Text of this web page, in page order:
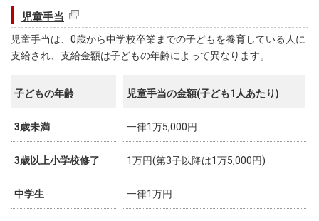
児童手当
児童手当は、0歳から中学校卒業までの子どもを養育している人に
支給され、支給金額は子どもの年齢によって異なります。
子どもの年齢 児童手当の金額(子ども1人あたり)
3歳未満 一律1万5,000円
3歳以上小学校修了 1万円(第3子以降は1万5,000円)
中学生 一律1万円